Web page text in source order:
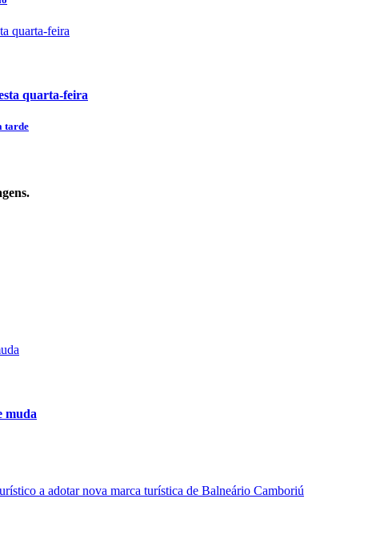
quarta-feira
tarde
muda